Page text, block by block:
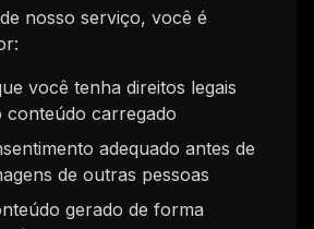
nosso serviço, você é
você tenha direitos legais
conteúdo carregado
adequado antes de
de outras pessoas
gerado de forma